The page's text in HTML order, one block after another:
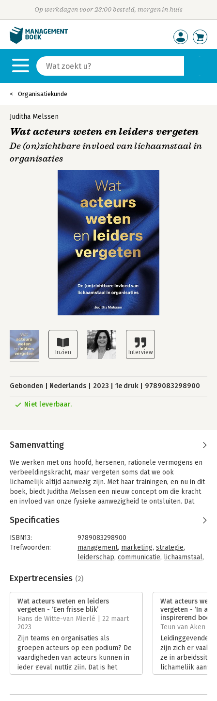
Op werkdagen voor 23:00 besteld, morgen in huis
Organisatiekunde
Juditha Melssen
Wat acteurs weten en leiders vergeten
De (on)zichtbare invloed van lichaamstaal in
organisaties
Gebonden Nederlands 2023 1e druk 9789083298900
Niet leverbaar.
Samenvatting
We werken met ons hoofd, hersenen, rationele vermogens en
verbeeldingskracht, maar vergeten soms dat we ook
lichamelijk altijd aanwezig zijn. Met haar trainingen, en nu in dit
boek, biedt Juditha Melssen een nieuw concept om die kracht
en invloed van onze fysieke aanwezigheid te ontsluiten. Dat
Als organisaties, leidinggevenden en professionals zich hiervan
bewust worden en leren hoe ze de informatie en
zeggingskracht van hun fysieke lichaam en hun zintuigen
kunnen inzetten, boren ze nieuwe bronnen van waardevolle
maar leiders vergeten’.
Specificaties
ISBN13:
9789083298900
Trefwoorden:
management, marketing, strategie,
leiderschap, communicatie, lichaamstaal,
Taal:
Nederlands
Aantal pagina's:
264
Uitgever:
Juditha Melssen
Druk:
1
Verschijningsdatum:
Hoofdrubriek: Organisatiekunde
Expertrecensies (2)
Wat acteurs weten en leiders
vergeten - ‘Een frisse blik’
Hans de Witte-van Mierlé | 22 maart
2023
Zijn teams en organisaties als
groepen acteurs op een podium? De
vaardigheden van acteurs kunnen in
ieder geval nuttig zijn. Dat is het
uitgangspunt van ‘Wat acteurs weten
(on)zichtbare invloed van
Wat acteurs
vergeten - ‘In
inspirerend boek’
Teun van Aken |
Leidinggevenden
zijn zich er vaak
ze in
lichamelijk
effecten dat
hun